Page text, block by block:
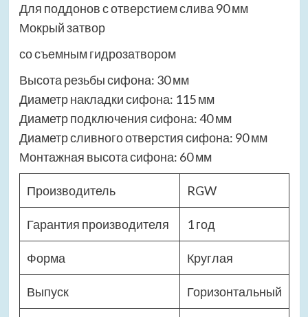
Для поддонов с отверстием слива 90 мм
Мокрый затвор
со съемным гидрозатвором
Высота резьбы сифона: 30 мм
Диаметр накладки сифона: 115 мм
Диаметр подключения сифона: 40 мм
Диаметр сливного отверстия сифона: 90 мм
Монтажная высота сифона: 60 мм
Производитель RGW
Гарантия производителя 1 год
Форма Круглая
Выпуск Горизонтальный